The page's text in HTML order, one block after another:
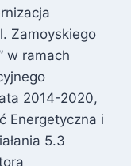
Zamoyskiego
w ramach
2014-2020,
Energetyczna i
5.3